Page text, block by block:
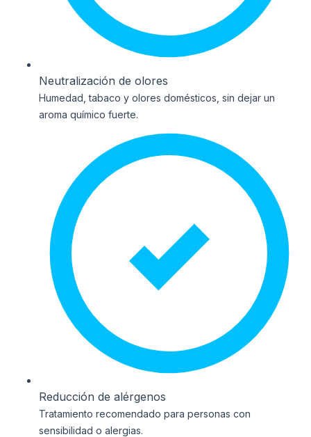
Neutralización de olores
Humedad, tabaco y olores domésticos, sin dejar un
aroma químico fuerte.
Reducción de alérgenos
Tratamiento recomendado para personas con
sensibilidad o alergias.